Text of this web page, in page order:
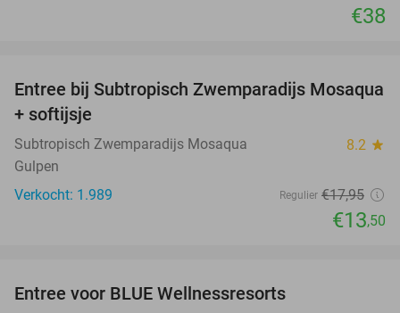
€38
25%
Entree bij Subtropisch Zwemparadijs Mosaqua
+ softijsje
Subtropisch Zwemparadijs Mosaqua 8.2 star
Gulpen
Verkocht: 1.989
Regulier €17,95
€13,50
Entree voor BLUE Wellnessresorts